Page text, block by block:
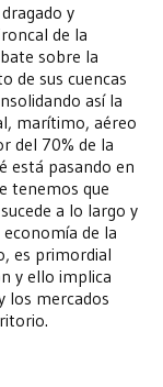
y
de la
sobre la
de sus cuencas
así la
marítimo, aéreo
del 70% de la
está pasando en
tenemos que
a lo largo y
de la
es primordial
y ello implica
los mercados